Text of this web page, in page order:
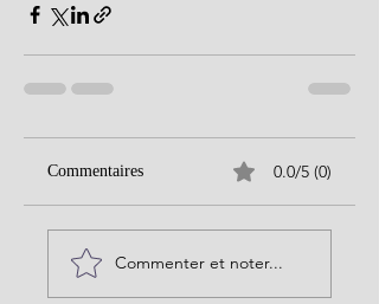
Commentaires 0.0/5 (0)
Commenter et noter...